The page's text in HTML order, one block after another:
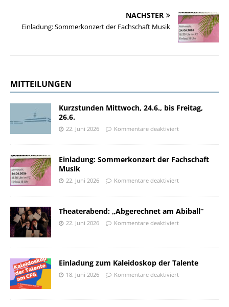
NÄCHSTER
Einladung: Sommerkonzert der Fachschaft Musik
MITTEILUNGEN
Kurzstunden Mittwoch, 24.6., bis Freitag,
26.6.
22. Juni 2026 Kommentare deaktiviert
Einladung: Sommerkonzert der Fachschaft
Musik
22. Juni 2026 Kommentare deaktiviert
Theaterabend: „Abgerechnet am Abiball“
22. Juni 2026 Kommentare deaktiviert
Einladung zum Kaleidoskop der Talente
18. Juni 2026 Kommentare deaktiviert